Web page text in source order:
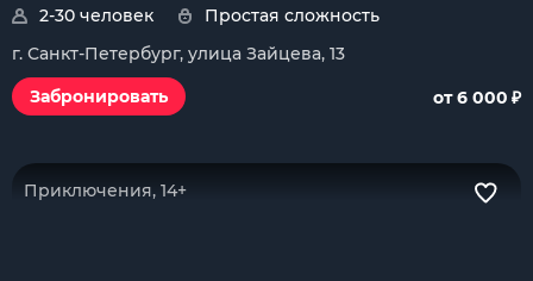
2-30 человек
Простая сложность
г. Санкт-Петербург, улица Зайцева, 13
Забронировать
от 6 000 ₽
Приключения, 14+